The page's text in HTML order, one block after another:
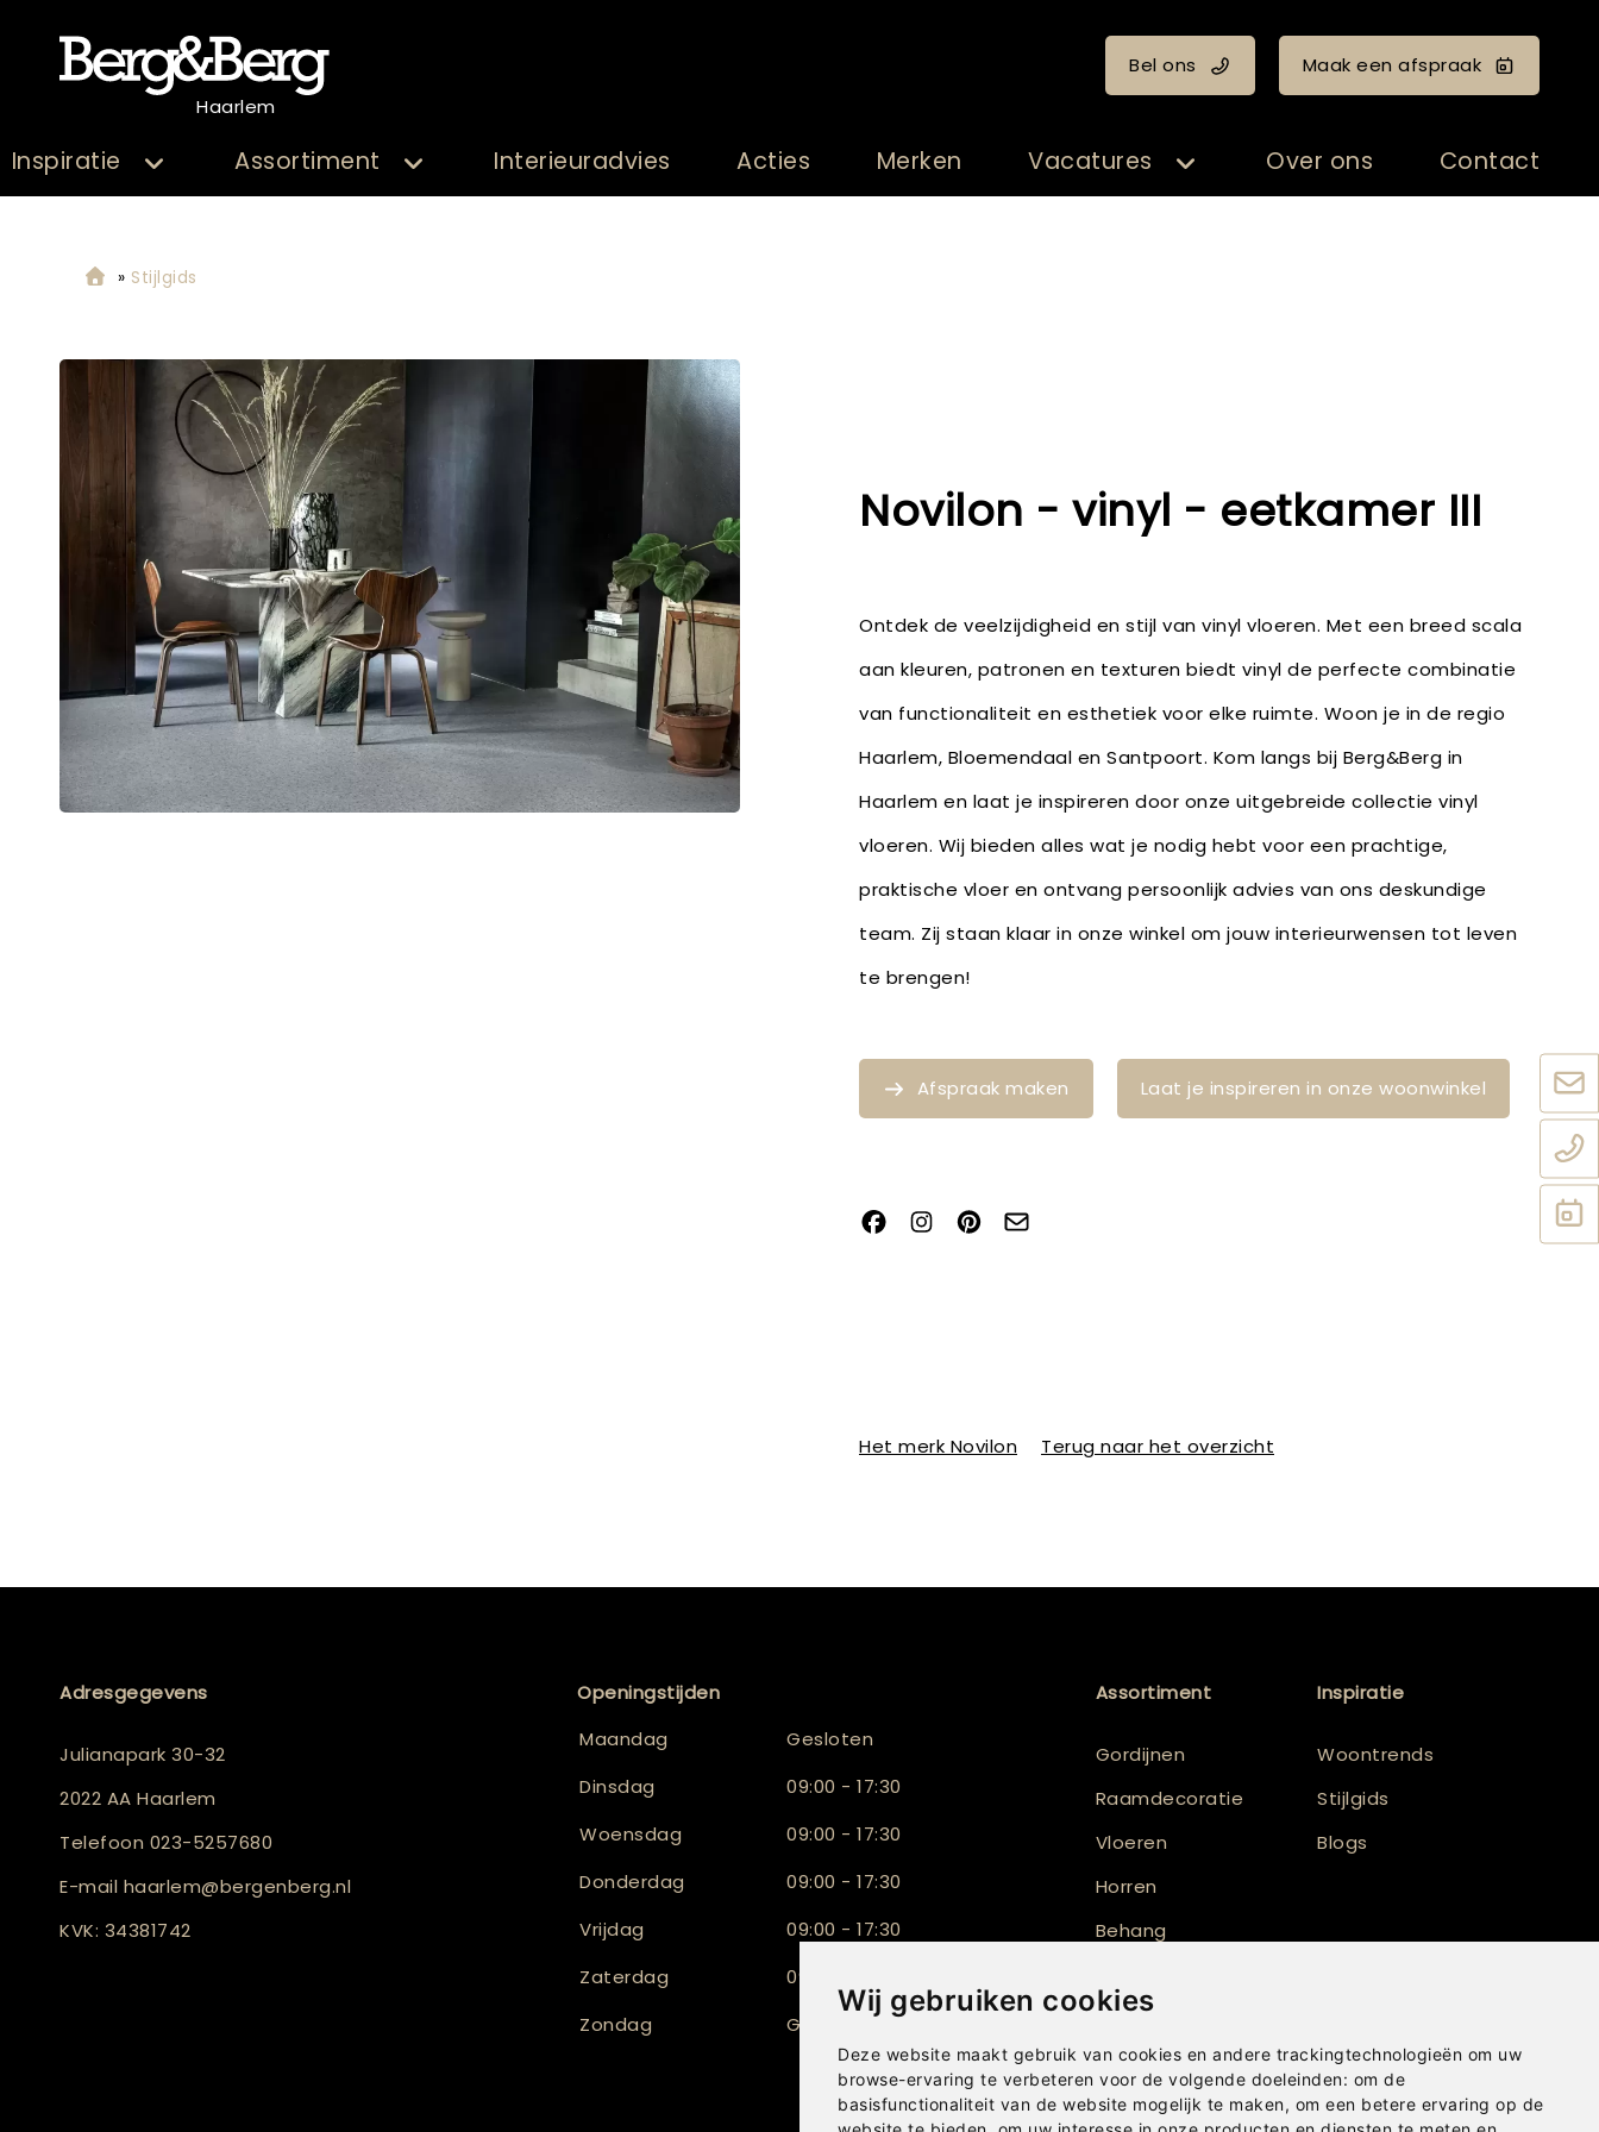
Wij gebruiken cookies
Deze website maakt gebruik van cookies en andere trackingtechnologieën om uw
browse-ervaring te verbeteren voor de volgende doeleinden: om de
basisfunctionaliteit van de website mogelijk te maken, om een betere ervaring op de
Haarlem
Bel ons Maak een afspraak
Inspiratie Assortiment Interieuradvies Acties Merken Vacatures Over ons Contact
» Stijlgids
Novilon - vinyl - eetkamer III
Ontdek de veelzijdigheid en stijl van vinyl vloeren. Met een breed scala
aan kleuren, patronen en texturen biedt vinyl de perfecte combinatie
van functionaliteit en esthetiek voor elke ruimte. Woon je in de regio
Haarlem, Bloemendaal en Santpoort. Kom langs bij Berg&Berg in
Haarlem en laat je inspireren door onze uitgebreide collectie vinyl
vloeren. Wij bieden alles wat je nodig hebt voor een prachtige,
praktische vloer en ontvang persoonlijk advies van ons deskundige
team. Zij staan klaar in onze winkel om jouw interieurwensen tot leven
te brengen!
Afspraak maken Laat je inspireren in onze woonwinkel
Het merk Novilon Terug naar het overzicht
Adresgegevens
Julianapark 30-32
2022 AA Haarlem
Telefoon 023-5257680
E-mail haarlem@bergenberg.nl
KVK: 34381742
Openingstijden
Maandag
Gesloten
Dinsdag
09:00 - 17:30
Woensdag
09:00 - 17:30
Donderdag
09:00 - 17:30
Vrijdag
09:00 - 17:30
Zaterdag
09:30 - 17:00
Zondag
Gesloten
Assortiment
Gordijnen
Raamdecoratie
Vloeren
Horren
Behang
Shutters
Inspiratie
Woontrends
Stijlgids
Blogs